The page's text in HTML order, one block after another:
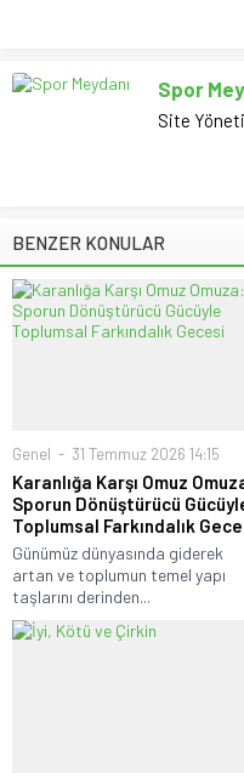
Spor
Site
BENZER KONULAR
Genel 31 Temmuz 2026 14:15
Karanlığa Karşı Omuz
Sporun Dönüştürücü
Toplumsal Farkındalık
Günümüz dünyasında giderek
artan ve toplumun temel yapı
taşlarını derinden...